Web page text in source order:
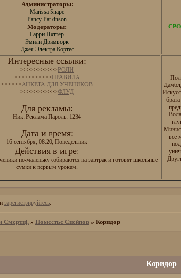
Администраторы:
Marissa Snape
Pancy Parkinson
Модераторы:
Гарри Поттер
Эмили Дримворк
Джея Электра Кортес
Интересные ссылки:
>>>>>>>>>>> РОЛИ
>>>>>>>>>>> ПРАВИЛА
>>>>>>АНКЕТА ДЛЯ УЧЕНИКОВ
>>>>>>>>>>>ФЛУД
Для рекламы:
Ник: Реклама Пароль: 1234
Дата и время:
16 сентября, 08:20, Понедельник
Действия в игре:
по-маленьку собираются на завтрак и готовят школьные
сумки к первым урокам.
все
зарегистрируйтесь.
Смерти]. » Поместье Снейпов » Коридор
Коридор